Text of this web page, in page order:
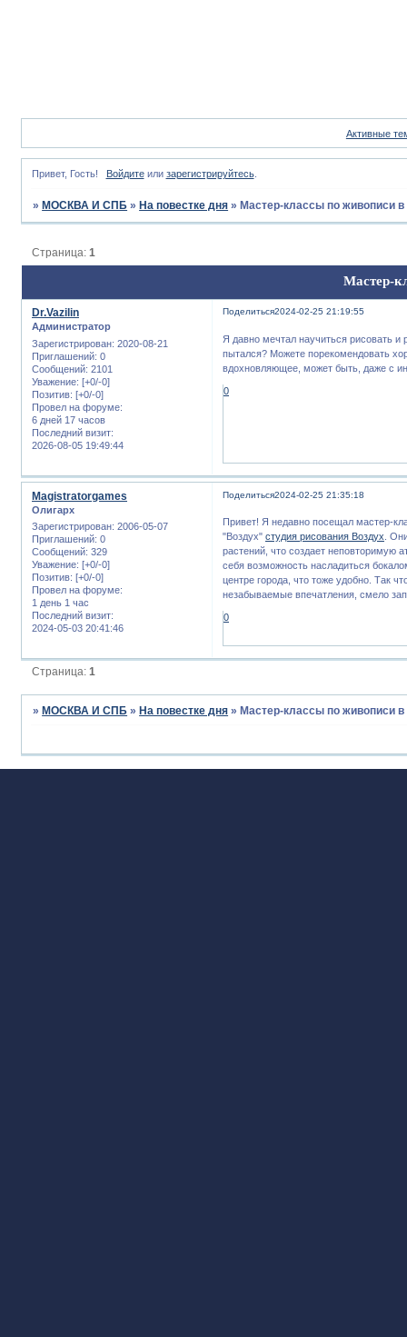
Активные
Привет, Гость! Войдитеили зарегистрируйтесь.
» МОСКВА И СПБ » На повестке дня » Мастер-классы по живописи
Мастер-
Страница:1
Поделиться2024-02-25 21:19:55
Dr.Vazilin
Администратор
Зарегистрирован: 2020-08-21
Приглашений: 0
Сообщений: 2101
Уважение: [+0/-0]
Позитив: [+0/-0]
Провел на форуме:
6 дней 17 часов
Последний визит:
2026-08-05 19:49:44
Я давно мечтал научиться рисовать
пытался? Можете порекомендовать
вдохновляющее, может быть, даже с
0
Поделиться2024-02-25 21:35:18
Magistratorgames
Олигарх
Зарегистрирован: 2006-05-07
Приглашений: 0
Сообщений: 329
Уважение: [+0/-0]
Позитив: [+0/-0]
Провел на форуме:
1 день 1 час
Последний визит:
2024-05-03 20:41:46
Привет! Я недавно посещал мастер-
"Воздух"студия рисования Воздух .
растений, что создает неповторимую
себя возможность насладиться
центре города, что тоже удобно. Так
незабываемые впечатления, смело
0
Страница:1
»МОСКВА И СПБ »На повестке дня »Мастер-классы по живописи